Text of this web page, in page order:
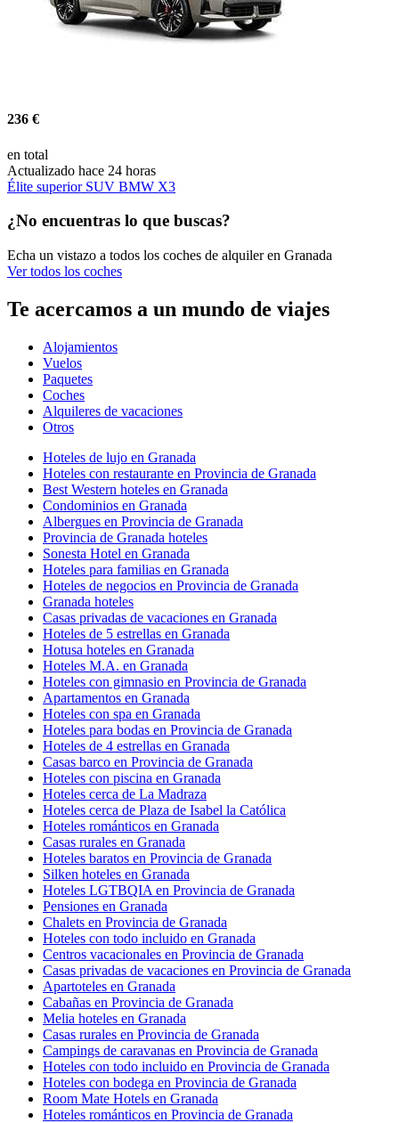
236 €
en total
Actualizado hace 24 horas
Élite superior SUV BMW X3
¿No encuentras lo que buscas?
Echa un vistazo a todos los coches de alquiler en Granada
Ver todos los coches
Te acercamos a un mundo de viajes
Alojamientos
Vuelos
Paquetes
Coches
Alquileres de vacaciones
Otros
Hoteles de lujo en Granada
Hoteles con restaurante en Provincia de Granada
Best Western hoteles en Granada
Condominios en Granada
Albergues en Provincia de Granada
Provincia de Granada hoteles
Sonesta Hotel en Granada
Hoteles para familias en Granada
Hoteles de negocios en Provincia de Granada
Granada hoteles
Casas privadas de vacaciones en Granada
Hoteles de 5 estrellas en Granada
Hotusa hoteles en Granada
Hoteles M.A. en Granada
Hoteles con gimnasio en Provincia de Granada
Apartamentos en Granada
Hoteles con spa en Granada
Hoteles para bodas en Provincia de Granada
Hoteles de 4 estrellas en Granada
Casas barco en Provincia de Granada
Hoteles con piscina en Granada
Hoteles cerca de La Madraza
Hoteles cerca de Plaza de Isabel la Católica
Hoteles románticos en Granada
Casas rurales en Granada
Hoteles baratos en Provincia de Granada
Silken hoteles en Granada
Hoteles LGTBQIA en Provincia de Granada
Pensiones en Granada
Chalets en Provincia de Granada
Hoteles con todo incluido en Granada
Centros vacacionales en Provincia de Granada
Casas privadas de vacaciones en Provincia de Granada
Apartoteles en Granada
Cabañas en Provincia de Granada
Melia hoteles en Granada
Casas rurales en Provincia de Granada
Campings de caravanas en Provincia de Granada
Hoteles con todo incluido en Provincia de Granada
Hoteles con bodega en Provincia de Granada
Room Mate Hotels en Granada
Hoteles románticos en Provincia de Granada